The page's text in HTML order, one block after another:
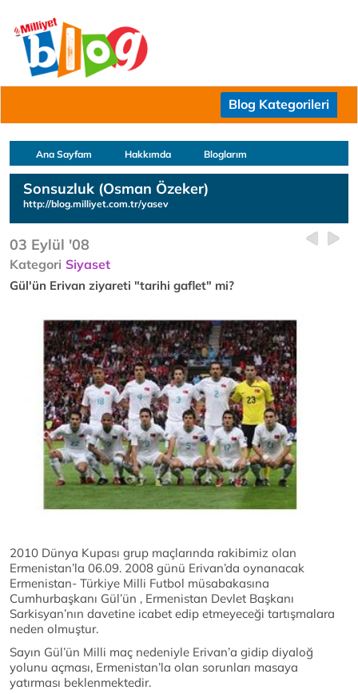
Blog Kategorileri
Ana Sayfam Hakkımda Bloglarım
Sonsuzluk (Osman Özeker)
http://blog.milliyet.com.tr/yasev
03 Eylül '08
Kategori Siyaset
Gül'ün Erivan ziyareti "tarihi gaflet" mi?
2010 Dünya Kupası grup maçlarında rakibimiz olan
Ermenistan’la 06.09. 2008 günü Erivan’da oynanacak
Ermenistan- Türkiye Milli Futbol müsabakasına
Cumhurbaşkanı Gül’ün , Ermenistan Devlet Başkanı
Sarkisyan’nın davetine icabet edip etmeyeceği tartışmalara
neden olmuştur.
Sayın Gül’ün Milli maç nedeniyle Erivan’a gidip diyaloğ
yolunu açması, Ermenistan’la olan sorunları masaya
yatırması beklenmektedir.